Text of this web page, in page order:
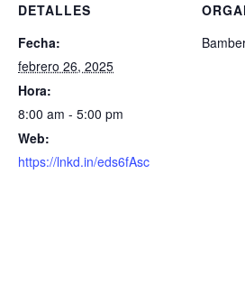
DETALLES
Fecha:
febrero 26, 2025
Hora:
8:00 am - 5:00 pm
Web:
https://lnkd.in/eds6fAsc